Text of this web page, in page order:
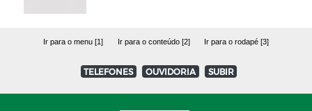
Ir para o menu [1] Ir para o conteúdo [2] Ir para o rodapé [3]
TELEFONES OUVIDORIA SUBIR